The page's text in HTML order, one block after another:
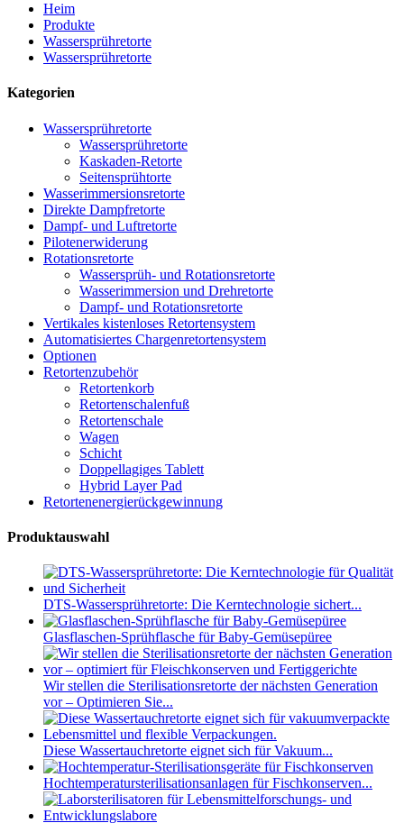
Heim
Produkte
Wassersprühretorte
Wassersprühretorte
Kategorien
Wassersprühretorte
Wassersprühretorte
Kaskaden-Retorte
Seitensprühtorte
Wasserimmersionsretorte
Direkte Dampfretorte
Dampf- und Luftretorte
Pilotenerwiderung
Rotationsretorte
Wassersprüh- und Rotationsretorte
Wasserimmersion und Drehretorte
Dampf- und Rotationsretorte
Vertikales kistenloses Retortensystem
Automatisiertes Chargenretortensystem
Optionen
Retortenzubehör
Retortenkorb
Retortenschalenfuß
Retortenschale
Wagen
Schicht
Doppellagiges Tablett
Hybrid Layer Pad
Retortenenergierückgewinnung
Produktauswahl
DTS-Wassersprühretorte: Die Kerntechnologie sichert...
Glasflaschen-Sprühflasche für Baby-Gemüsepüree
Wir stellen die Sterilisationsretorte der nächsten Generation
vor – Optimieren Sie...
Diese Wassertauchretorte eignet sich für Vakuum...
Hochtemperatursterilisationsanlagen für Fischkonserven...